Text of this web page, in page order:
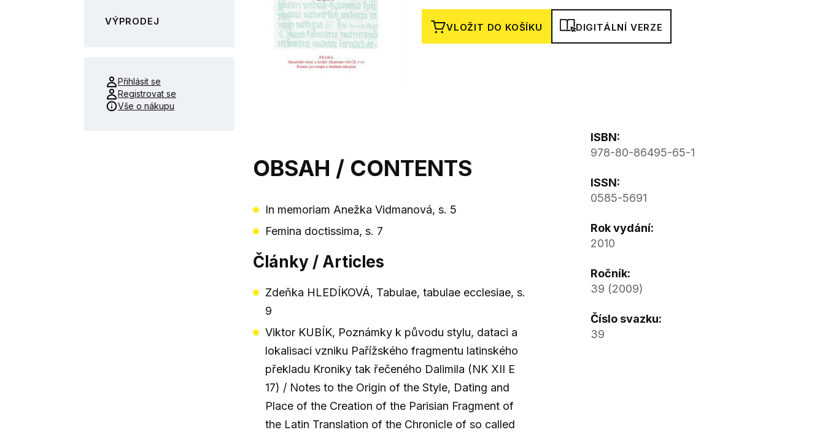
VÝPRODEJ
Přihlásit se
Registrovat se
Vše o nákupu
VLOŽIT DO KOŠÍKU DIGITÁLNÍ VERZE
OBSAH / CONTENTS
In memoriam Anežka Vidmanová, s. 5
Femina doctissima, s. 7
Články / Articles
Zdeňka HLEDÍKOVÁ, Tabulae, tabulae ecclesiae, s.
9
Viktor KUBÍK, Poznámky k původu stylu, dataci a
lokalisaci vzniku Pařížského fragmentu latinského
překladu Kroniky tak řečeného Dalimila (NK XII E
17) / Notes to the Origin of the Style, Dating and
Place of the Creation of the Parisian Fragment of
the Latin Translation of the Chronicle of so called
ISBN:
978-80-86495-65-1
ISSN:
0585-5691
Rok vydání:
2010
Ročník:
39 (2009)
Číslo svazku:
39